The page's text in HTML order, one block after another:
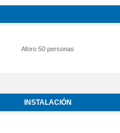
Aforo 50 personas
INSTALACIÓN